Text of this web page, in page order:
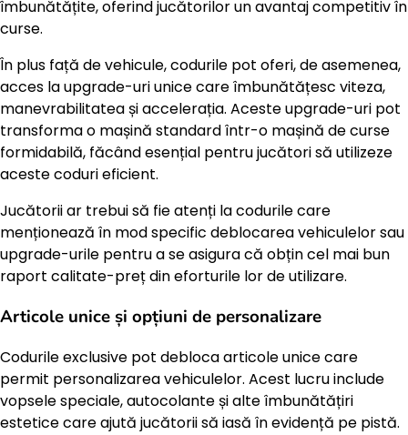
îmbunătățite, oferind jucătorilor un avantaj competitiv în
curse.
În plus față de vehicule, codurile pot oferi, de asemenea,
acces la upgrade-uri unice care îmbunătățesc viteza,
manevrabilitatea și accelerația. Aceste upgrade-uri pot
transforma o mașină standard într-o mașină de curse
formidabilă, făcând esențial pentru jucători să utilizeze
aceste coduri eficient.
Jucătorii ar trebui să fie atenți la codurile care
menționează în mod specific deblocarea vehiculelor sau
upgrade-urile pentru a se asigura că obțin cel mai bun
raport calitate-preț din eforturile lor de utilizare.
Articole unice și opțiuni de personalizare
Codurile exclusive pot debloca articole unice care
permit personalizarea vehiculelor. Acest lucru include
vopsele speciale, autocolante și alte îmbunătățiri
estetice care ajută jucătorii să iasă în evidență pe pistă.